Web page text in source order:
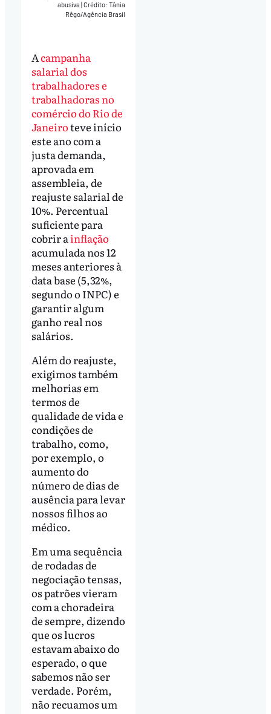
abusiva Crédito: Tânia
Rêgo/Agência Brasil
Acampanha
salarial dos
trabalhadores e
trabalhadoras no
comércio do Rio de
Janeiroteve início
este ano com a
justa demanda,
aprovada em
assembleia, de
reajuste salarial de
10%. Percentual
suficiente para
cobrir a inflação
acumulada nos 12
meses anteriores à
data base (5,32%,
segundo o INPC) e
garantir algum
ganho real nos
salários.
Além do reajuste,
exigimos também
melhorias em
termos de
qualidade de vida e
condições de
trabalho, como,
por exemplo, o
aumento do
número de dias de
ausência para levar
nossos filhos ao
médico.
Em uma sequência
de rodadas de
negociação tensas,
os patrões vieram
com a choradeira
de sempre, dizendo
que os lucros
estavam abaixo do
esperado, o que
sabemos não ser
verdade. Porém,
não recuamos um